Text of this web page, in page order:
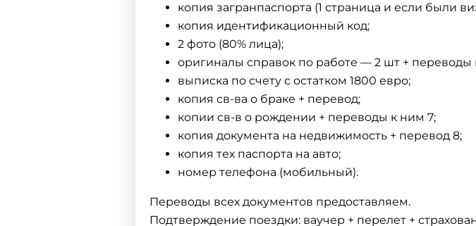
копия загранпаспорта (1 страница и если были
копия идентификационный код;
2 фото (80% лица);
оригиналы справок по работе — 2 шт + переводы
выписка по счету с остатком 1800 евро;
копия св-ва о браке + перевод;
копии св-в о рождении + переводы к ним 7;
копия документа на недвижимость + перевод 8;
копия тех паспорта на авто;
номер телефона (мобильный).
Переводы всех документов предоставляем.
Подтверждение поездки: ваучер + перелет +